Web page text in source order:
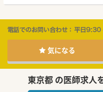
気になる
東京都 の医師求人